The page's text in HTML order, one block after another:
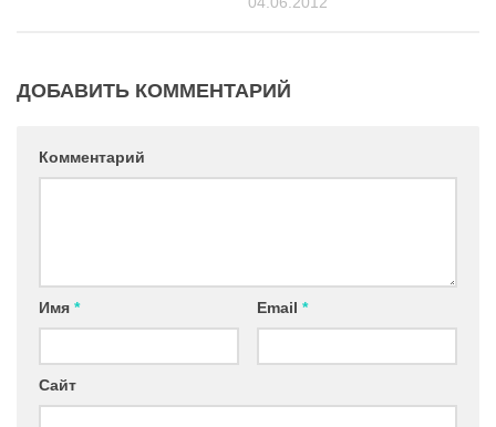
ДОБАВИТЬ КОММЕНТАРИЙ
Комментарий
Имя * Email *
Сайт